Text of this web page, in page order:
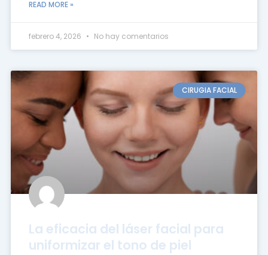
READ MORE »
febrero 4, 2026 No hay comentarios
CIRUGIA FACIAL
La eficacia del láser facial para
uniformizar el tono de piel